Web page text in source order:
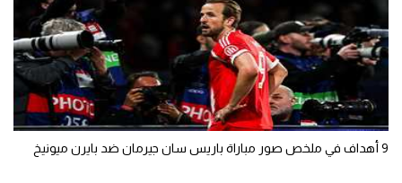
9 أهداف في ملخص صور مباراة باريس سان جيرمان ضد بايرن ميونيخ